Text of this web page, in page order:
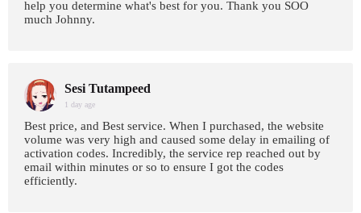
help you determine what's best for you. Thank you SOO
much Johnny.
Sesi Tutampeed
1 day age
Best price, and Best service. When I purchased, the website
volume was very high and caused some delay in emailing of
activation codes. Incredibly, the service rep reached out by
email within minutes or so to ensure I got the codes
efficiently.